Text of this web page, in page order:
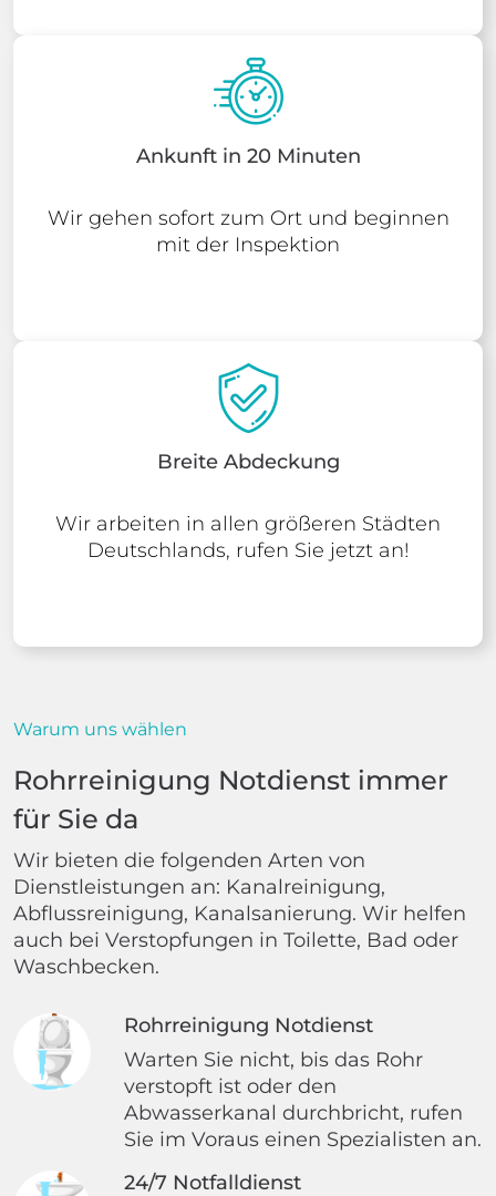
Ankunft in 20 Minuten
Wir gehen sofort zum Ort und beginnen
mit der Inspektion
Breite Abdeckung
Wir arbeiten in allen größeren Städten
Deutschlands, rufen Sie jetzt an!
Warum uns wählen
Rohrreinigung Notdienst immer
für Sie da
Wir bieten die folgenden Arten von
Dienstleistungen an: Kanalreinigung,
Abflussreinigung, Kanalsanierung. Wir helfen
auch bei Verstopfungen in Toilette, Bad oder
Waschbecken.
Rohrreinigung Notdienst
Warten Sie nicht, bis das Rohr
verstopft ist oder den
Abwasserkanal durchbricht, rufen
Sie im Voraus einen Spezialisten an.
24/7 Notfalldienst